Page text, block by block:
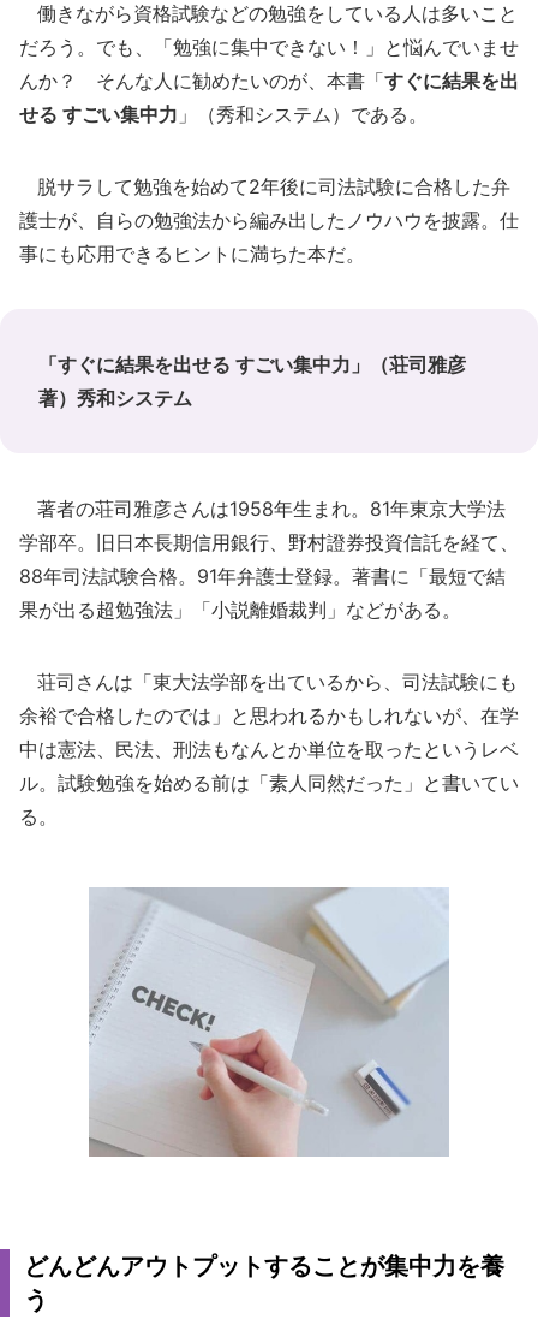
働きながら資格試験などの勉強をしている人は多いこと
だろう。でも、「勉強に集中できない！」と悩んでいませ
んか？ そんな人に勧めたいのが、本書「すぐに結果を出
せる すごい集中力 」（秀和システム）である。
脱サラして勉強を始めて2年後に司法試験に合格した弁
護士が、自らの勉強法から編み出したノウハウを披露。仕
事にも応用できるヒントに満ちた本だ。
「すぐに結果を出せる すごい集中力」（荘司雅彦
著）秀和システム
著者の荘司雅彦さんは1958年生まれ。81年東京大学法
学部卒。旧日本長期信用銀行、野村證券投資信託を経て、
88年司法試験合格。91年弁護士登録。著書に「最短で結
果が出る超勉強法」「小説離婚裁判」などがある。
荘司さんは「東大法学部を出ているから、司法試験にも
余裕で合格したのでは」と思われるかもしれないが、在学
中は憲法、民法、刑法もなんとか単位を取ったというレベ
ル。試験勉強を始める前は「素人同然だった」と書いてい
る。
どんどんアウトプットすることが集中力を養
う